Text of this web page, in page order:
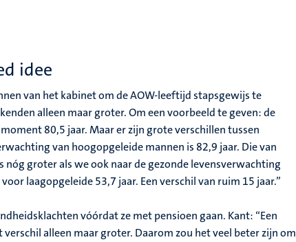
idee
van het kabinet om de AOW-leeftijd stapsgewijs te
alleen maar groter. Om een voorbeeld te geven: de
80,5 jaar. Maar er zijn grote verschillen tussen
van hoogopgeleide mannen is 82,9 jaar. Die van
nóg groter als we ook naar de gezonde levensverwachting
laagopgeleide 53,7 jaar. Een verschil van ruim 15 jaar.”
vóórdat ze met pensioen gaan. Kant: “Een
alleen maar groter. Daarom zou het veel beter zijn om